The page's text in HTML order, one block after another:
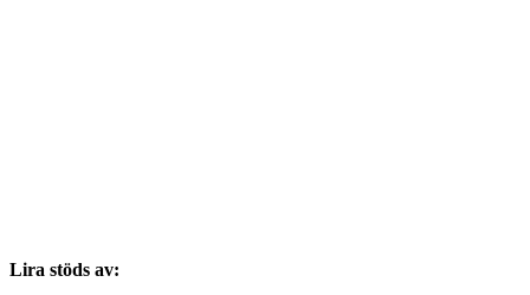
Lira stöds av: